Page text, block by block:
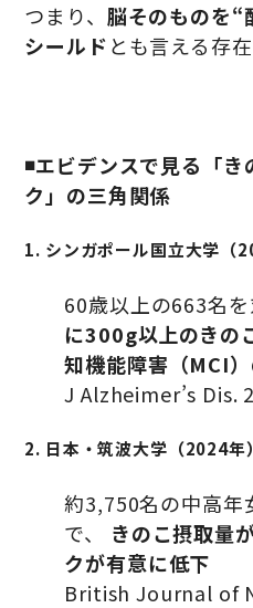
つまり、 脳そのものを“
シールドとも言える存在
◾️エビデンスで見る「
ク」の三角関係
1. シンガポール国立大学（
60歳以上の663名を
に300g以上のきの
知機能障害（MCI
J Alzheimer’s Dis.
2. 日本・筑波大学（2024年）
約3,750名の中高年
で、 きのこ摂取量
クが有意に低下
British Journal of